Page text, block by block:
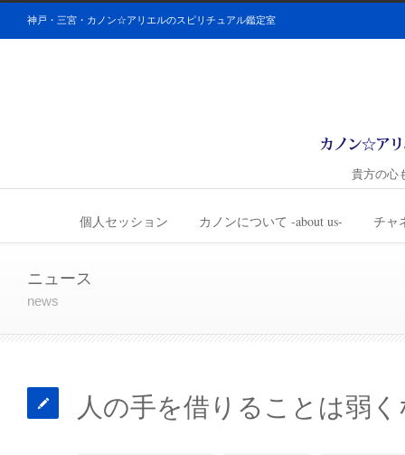
神戸・三宮・カノン☆アリエルのスピリチュアル鑑定室
貴方の心
個人セッション カノンについて -about us- チャ
ニュース
news
人の手を借りることは弱